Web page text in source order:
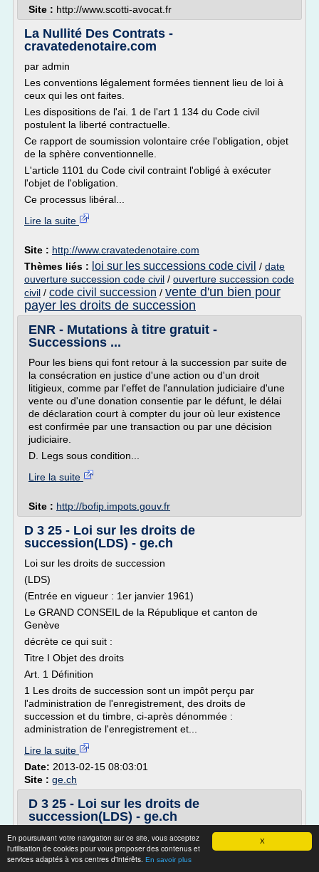
X
En poursuivant votre navigation sur ce site, vous acceptez
l'utilisation de cookies pour vous proposer des contenus et
services adaptés à vos centres d'intérêts. En savoir plus
Site : http://www.scotti-avocat.fr
La Nullité Des Contrats -
cravatedenotaire.com
par admin
Les conventions légalement formées tiennent lieu de loi à
ceux qui les ont faites.
Les dispositions de l'ai. 1 de l'art 1 134 du Code civil
postulent la liberté contractuelle.
Ce rapport de soumission volontaire crée l'obligation, objet
de la sphère conventionnelle.
L'article 1101 du Code civil contraint l'obligé à exécuter
l'objet de l'obligation.
Ce processus libéral...
Lire la suite
Site : http://www.cravatedenotaire.com
Thèmes liés : loi sur les successions code civil / date
ouverture succession code civil / ouverture succession code
civil / code civil succession / vente d'un bien pour
payer les droits de succession
ENR - Mutations à titre gratuit -
Successions ...
Pour les biens qui font retour à la succession par suite de
la consécration en justice d'une action ou d'un droit
litigieux, comme par l'effet de l'annulation judiciaire d'une
vente ou d'une donation consentie par le défunt, le délai
de déclaration court à compter du jour où leur existence
est confirmée par une transaction ou par une décision
judiciaire.
D. Legs sous condition...
Lire la suite
Site : http://bofip.impots.gouv.fr
D 3 25 - Loi sur les droits de
succession(LDS) - ge.ch
Loi sur les droits de succession
(LDS)
(Entrée en vigueur : 1er janvier 1961)
Le GRAND CONSEIL de la République et canton de
Genève
décrète ce qui suit :
Titre I Objet des droits
Art. 1 Définition
1 Les droits de succession sont un impôt perçu par
l'administration de l'enregistrement, des droits de
succession et du timbre, ci-après dénommée :
administration de l'enregistrement et...
Lire la suite
Date: 2013-02-15 08:03:01
Site : ge.ch
D 3 25 - Loi sur les droits de
succession(LDS) - ge.ch
Le GRAND CONSEIL de la République et canton de
Genève
décrète ce qui suit :